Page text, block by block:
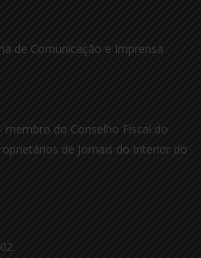
de Comunicação e Imprensa
membro do Conselho Fiscal do
de Jornais do Interior do